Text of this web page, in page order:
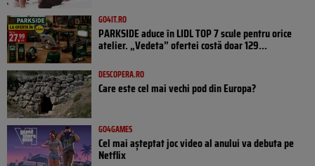
GO4IT.RO
PARKSIDE aduce în LIDL TOP 7 scule pentru orice
atelier. „Vedeta” ofertei costă doar 129...
DESCOPERA.RO
Care este cel mai vechi pod din Europa?
GO4GAMES
Cel mai așteptat joc video al anului va debuta pe
Netflix